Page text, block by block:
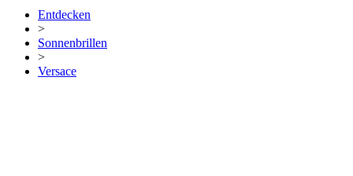
Entdecken
>
Sonnenbrillen
>
Versace